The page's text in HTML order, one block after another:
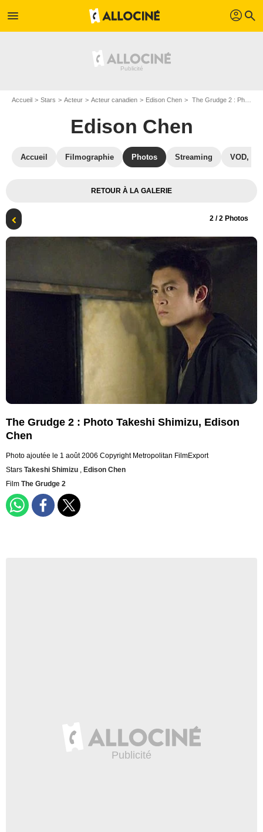
menu profil search
Accueil Stars Acteur Acteur canadien Edison Chen The Grudge 2 : Photo Takeshi Shimizu, Edison Chen
Edison Chen
Accueil Filmographie Photos Streaming VOD,
RETOUR À LA GALERIE
2 / 2 Photos
The Grudge 2 : Photo Takeshi Shimizu, Edison
Chen
Photo ajoutée le 1 août 2006 Copyright Metropolitan FilmExport
Stars Takeshi Shimizu , Edison Chen
Film The Grudge 2